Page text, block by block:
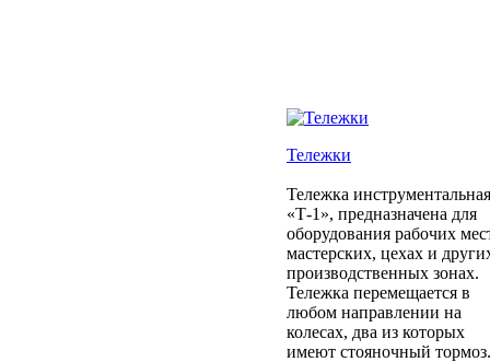
Тележки
Тележка инструментальная
«Т-1», предназначена для
оборудования рабочих
мастерских, цехах и
производственных зонах.
Тележка перемещается в
любом направлении на
колесах, два из которых
имеют стояночный тормоз.